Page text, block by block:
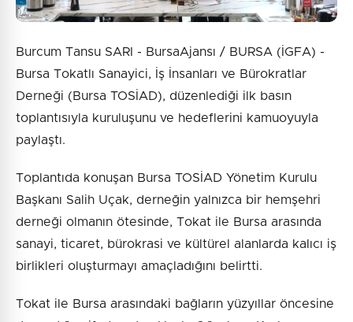
Burcum Tansu SARI - BursaAjansı / BURSA (İGFA) -
Bursa Tokatlı Sanayici, İş İnsanları ve Bürokratlar
Derneği (Bursa TOSİAD), düzenlediği ilk basın
toplantısıyla kuruluşunu ve hedeflerini kamuoyuyla
paylaştı.
Toplantıda konuşan Bursa TOSİAD Yönetim Kurulu
Başkanı Salih Uçak, derneğin yalnızca bir hemşehri
derneği olmanın ötesinde, Tokat ile Bursa arasında
sanayi, ticaret, bürokrasi ve kültürel alanlarda kalıcı iş
birlikleri oluşturmayı amaçladığını belirtti.
Tokat ile Bursa arasındaki bağların yüzyıllar öncesine